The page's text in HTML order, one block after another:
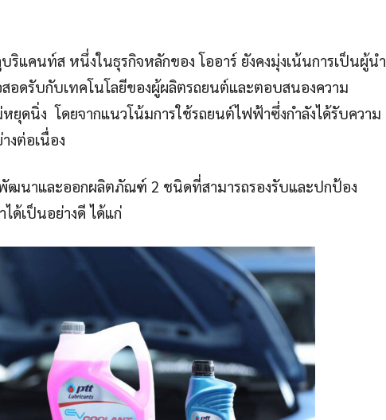
ริแคนท์ส หนึ่งในธุรกิจหลักของ โออาร์ ยังคงมุ่งเน้นการเป็นผู้นำ
อดรับกับเทคโนโลยีของผู้ผลิตรถยนต์และตอบสนองความ
หยุดนิ่ง โดยจากแนวโน้มการใช้รถยนต์ไฟฟ้าซึ่งกำลังได้รับความ
งต่อเนื่อง
นาและออกผลิตภัณฑ์ 2 ชนิดที่สามารถรองรับและปกป้อง
ด้เป็นอย่างดี ได้แก่